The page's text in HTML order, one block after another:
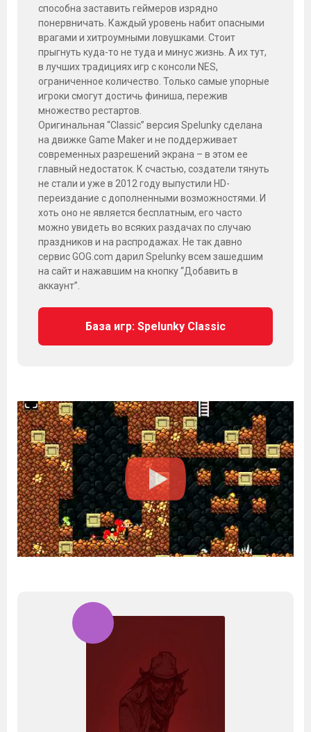
способна заставить геймеров изрядно
понервничать. Каждый уровень набит опасными
врагами и хитроумными ловушками. Стоит
прыгнуть куда-то не туда и минус жизнь. А их тут,
в лучших традициях игр с консоли NES,
ограниченное количество. Только самые упорные
игроки смогут достичь финиша, пережив
множество рестартов.
Оригинальная “Classic” версия Spelunky сделана
на движке Game Maker и не поддерживает
современных разрешений экрана – в этом ее
главный недостаток. К счастью, создатели тянуть
не стали и уже в 2012 году выпустили HD-
переиздание с дополненными возможностями. И
хоть оно не является бесплатным, его часто
можно увидеть во всяких раздачах по случаю
праздников и на распродажах. Не так давно
сервис GOG.com дарил Spelunky всем зашедшим
на сайт и нажавшим на кнопку “Добавить в
аккаунт”.
База игр: Spelunky Classic